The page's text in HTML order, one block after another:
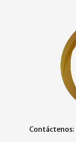
Contáctenos: